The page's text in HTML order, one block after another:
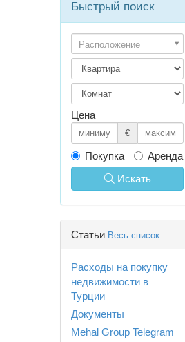
Быстрый поиск
Расположение
Цена
€
Покупка
Аренда
Искать
Статьи Весь список
Расходы на покупку
недвижимости в
Турции
Документы
Mehal Group Telegram